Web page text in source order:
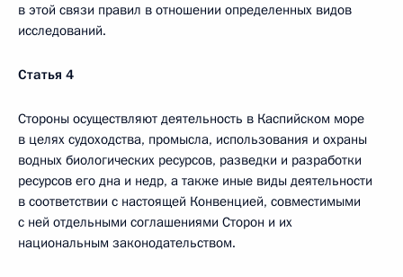
в этой связи правил в отношении определенных видов
исследований.
Статья 4
Стороны осуществляют деятельность в Каспийском море
в целях судоходства, промысла, использования и охраны
водных биологических ресурсов, разведки и разработки
ресурсов его дна и недр, а также иные виды деятельности
в соответствии с настоящей Конвенцией, совместимыми
с ней отдельными соглашениями Сторон и их
национальным законодательством.